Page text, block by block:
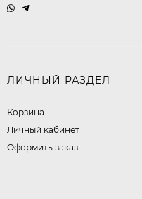
ЛИЧНЫЙ РАЗДЕЛ
Корзина
Личный кабинет
Оформить заказ